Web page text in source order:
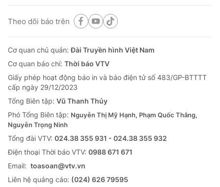
Theo dõi báo trên
Cơ quan chủ quản:Đài Truyền hình Việt Nam
Cơ quan báo chí: Thời báo VTV
Giấy phép hoạt động báo in và báo điện tử số 483/GP-BTTTT
cấp ngày 29/12/2023
Tổng Biên tập: Vũ Thanh Thủy
Phó Tổng Biên tập: Nguyễn Thị Mỹ Hạnh, Phạm Quốc Thắng,
Nguyễn Trọng Ninh
Tổng đài VTV: 024.38 355 931 - 024.38 355 932
Ðiện thoại Thời báo VTV: 0988 671 671
Email: toasoan@vtv.vn
Liên hệ quảng cáo: (024) 626 79595